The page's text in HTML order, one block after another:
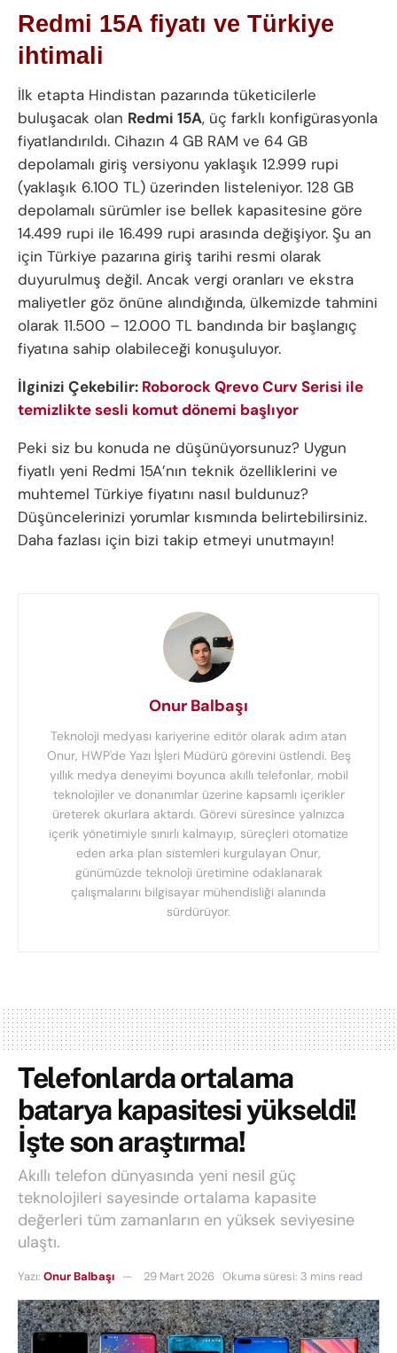
Redmi 15A fiyatı ve Türkiye
ihtimali
İlk etapta Hindistan pazarında tüketicilerle
buluşacak olan Redmi 15A, üç farklı konfigürasyonla
fiyatlandırıldı. Cihazın 4 GB RAM ve 64 GB
depolamalı giriş versiyonu yaklaşık 12.999 rupi
(yaklaşık 6.100 TL) üzerinden listeleniyor. 128 GB
depolamalı sürümler ise bellek kapasitesine göre
14.499 rupi ile 16.499 rupi arasında değişiyor. Şu an
için Türkiye pazarına giriş tarihi resmi olarak
duyurulmuş değil. Ancak vergi oranları ve ekstra
maliyetler göz önüne alındığında, ülkemizde tahmini
olarak 11.500 – 12.000 TL bandında bir başlangıç
fiyatına sahip olabileceği konuşuluyor.
İlginizi Çekebilir: Roborock Qrevo Curv Serisi ile
temizlikte sesli komut dönemi başlıyor
Peki siz bu konuda ne düşünüyorsunuz? Uygun
fiyatlı yeni Redmi 15A’nın teknik özelliklerini ve
muhtemel Türkiye fiyatını nasıl buldunuz?
Düşüncelerinizi yorumlar kısmında belirtebilirsiniz.
Daha fazlası için bizi takip etmeyi unutmayın!
Onur Balbaşı
Teknoloji medyası kariyerine editör olarak adım atan
Onur, HWP'de Yazı İşleri Müdürü görevini üstlendi. Beş
yıllık medya deneyimi boyunca akıllı telefonlar, mobil
teknolojiler ve donanımlar üzerine kapsamlı içerikler
üreterek okurlara aktardı. Görevi süresince yalnızca
içerik yönetimiyle sınırlı kalmayıp, süreçleri otomatize
eden arka plan sistemleri kurgulayan Onur,
günümüzde teknoloji üretimine odaklanarak
çalışmalarını bilgisayar mühendisliği alanında
sürdürüyor.
Telefonlarda ortalama
batarya kapasitesi yükseldi!
İşte son araştırma!
Akıllı telefon dünyasında yeni nesil güç
teknolojileri sayesinde ortalama kapasite
değerleri tüm zamanların en yüksek seviyesine
ulaştı.
Yazı: Onur Balbaşı 29 Mart 2026 Okuma süresi: 3 mins read